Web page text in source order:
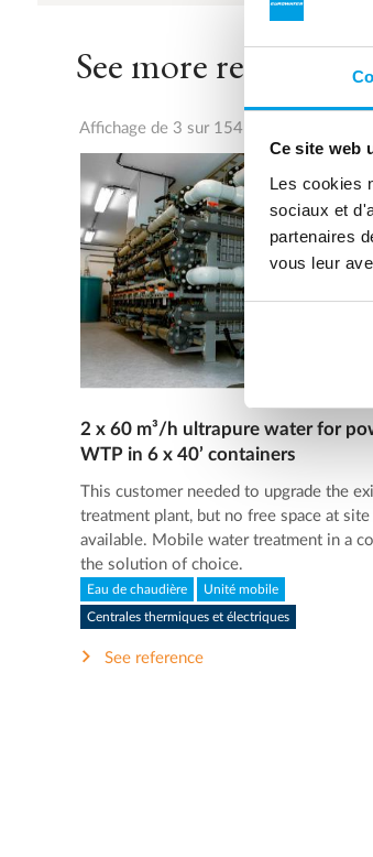
Ce site web
Les cookies
sociaux et
partenaires
vous leur
See more references
Affichage de 3 sur 154 références
2 x 60 m³/h ultrapure water for
WTP in 6 x 40’ containers
This customer needed to upgrade the
treatment plant, but no free space at site
available. Mobile water treatment in a
the solution of choice.
Eau de chaudière Unité mobile
Centrales thermiques et électriques
See reference